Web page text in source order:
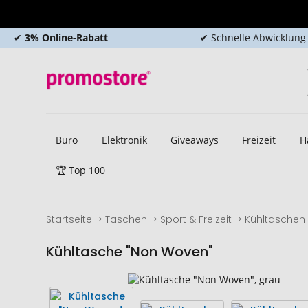
✔ 3% Online-Rabatt ✔ Schnelle Abwicklung
Büro Elektronik Giveaways Freizeit
🏆 Top 100
Startseite Taschen Sport & Freizeit Kühltaschen
Kühltasche "Non Woven"
Ende
Anfang